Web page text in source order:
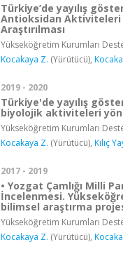
Türkiye’de yayılış
Antioksidan
Araştırılması
Yükseköğretim Kurumları
Kocakaya Z. (Yürütücü),
2019 - 2020
Türkiye'de yayılış
biyolojik aktiviteleri
Yükseköğretim Kurumları
Kocakaya Z. (Yürütücü), Kılıç
2017 - 2019
• Yozgat Çamlığı Milli
İncelenmesi.
bilimsel araştırma
Yükseköğretim Kurumları
Kocakaya Z. (Yürütücü),